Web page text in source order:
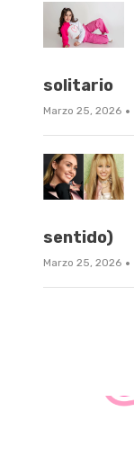
solitario
Marzo 25, 2026 ·
sentido)
Marzo 25, 2026 ·